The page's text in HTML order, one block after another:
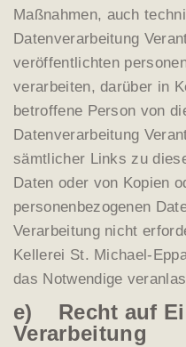
Maßnahmen, auch
Datenverarbeitung
veröffentlichten
verarbeiten, darüber in
betroffene Person von
Datenverarbeitung
sämtlicher Links zu
Daten oder von Kopien
personenbezogenen
Verarbeitung nicht
Kellerei St. Michael-
das Notwendige
e) Recht auf
Verarbeitung